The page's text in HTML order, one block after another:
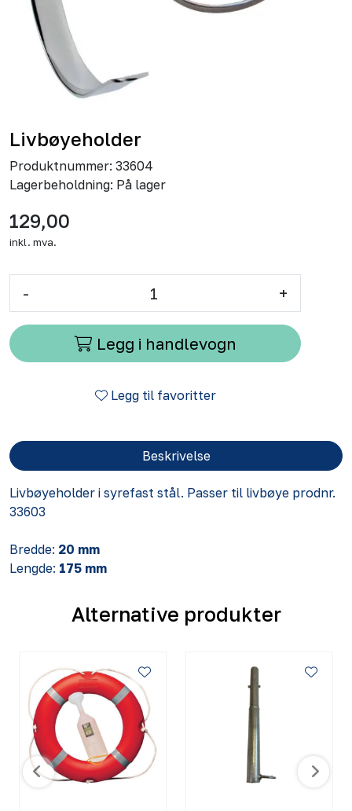
Livbøyeholder
Produktnummer: 33604
Lagerbeholdning: På lager
129,00
inkl. mva.
- +
Legg i handlevogn
Legg til favoritter
Beskrivelse
Livbøyeholder i syrefast stål. Passer til livbøye prodnr.
33603
Bredde: 20 mm
Lengde: 175 mm
Alternative produkter